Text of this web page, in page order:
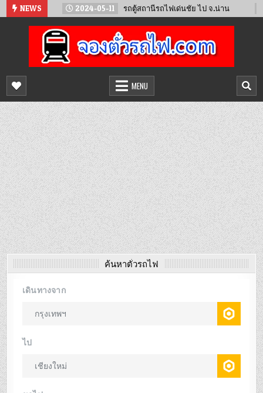
Skip NEWS2024-05-11 รถตู้สถานีรถไฟเด่นชัย ไป จ.น่าน
จองตั๋วรถไฟออนไลน์
จำหน่ายตั๋วรถไฟล่วงหน้า จองได้ 24 ชั่วโมง
MENU
ค้นหาตั๋วรถไฟ